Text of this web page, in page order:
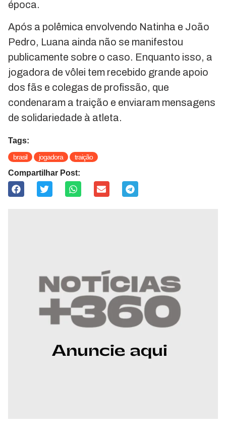
época.
Após a polêmica envolvendo Natinha e João
Pedro, Luana ainda não se manifestou
publicamente sobre o caso. Enquanto isso, a
jogadora de vôlei tem recebido grande apoio
dos fãs e colegas de profissão, que
condenaram a traição e enviaram mensagens
de solidariedade à atleta.
Tags:
brasil jogadora traição
Compartilhar Post: